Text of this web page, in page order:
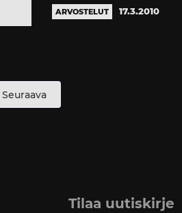
ARVOSTELUT 17.3.2010
Seuraava
Tilaa uutiskirje